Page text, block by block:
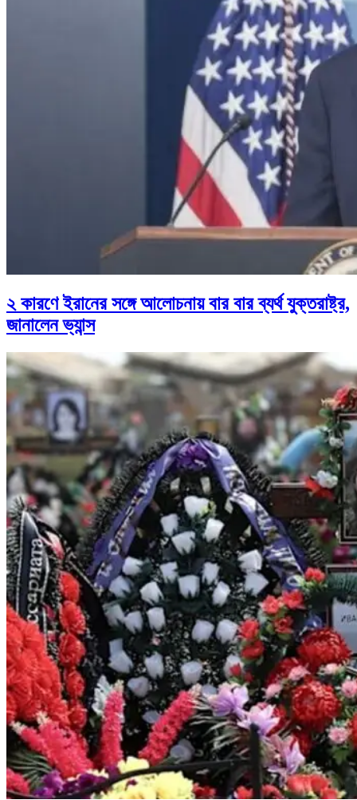
২ কারণে ইরানের সঙ্গে আলোচনায় বার বার ব্যর্থ যুক্তরাষ্ট্র,
জানালেন ভ্যান্স